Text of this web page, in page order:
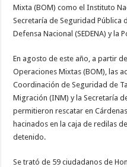
Mixta (BOM) como el Instituto
Secretaría de Seguridad Pública
Defensa Nacional (SEDENA) y la
En agosto de este año, a partir
Operaciones Mixtas (BOM), las
Coordinación de Seguridad de
Migración (INM) y la Secretaría
permitieron rescatar en
hacinados en la caja de redilas
detenido.
Se trató de 59 ciudadanos de